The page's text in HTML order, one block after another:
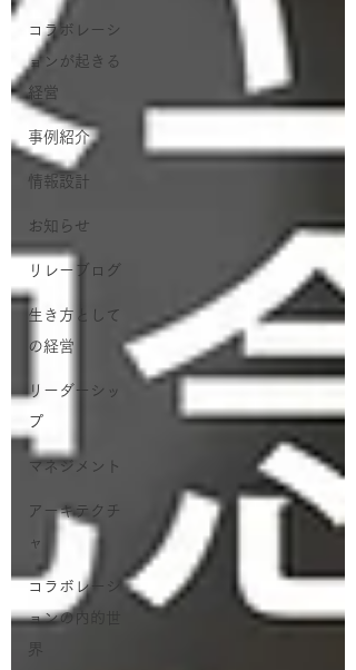
コラボレーシ
ョンが起きる
経営
事例紹介
情報設計
お知らせ
リレーブログ
生き方として
の経営
リーダーシッ
プ
マネジメント
アーキテクチ
ャ
コラボレーシ
ョンの内的世
界